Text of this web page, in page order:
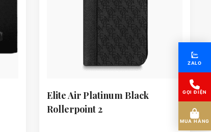
Elite Air Platinum Black
Rollerpoint 2
ZALO
GỌI ĐIỆN
MUA HÀNG